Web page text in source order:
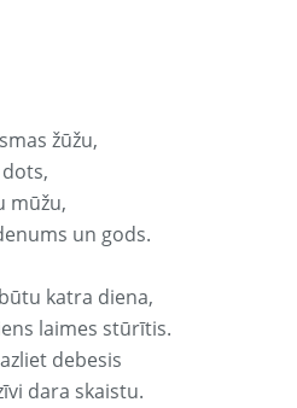
žūžu,
mūžu,
un gods.
katra diena,
laimes stūrītis.
debesis
dara skaistu.